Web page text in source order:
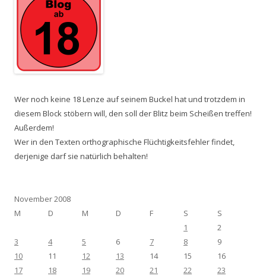
Wer noch keine 18 Lenze auf seinem Buckel hat und trotzdem in
diesem Block stöbern will, den soll der Blitz beim Scheißen treffen!
Außerdem!
Wer in den Texten orthographische Flüchtigkeitsfehler findet,
derjenige darf sie natürlich behalten!
November 2008
M
D M D F S
S
1
2
3
4 5 6 7 8
9
10
11 12 13 14 15
16
17
18 19 20 21 22
23